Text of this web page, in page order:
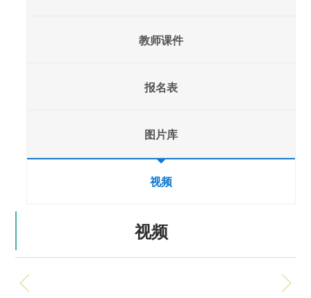
教师课件
报名表
图片库
视频
视频